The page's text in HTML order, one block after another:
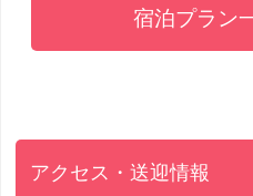
宿泊プラン
アクセス・送迎情報